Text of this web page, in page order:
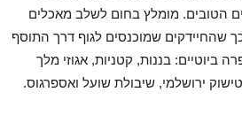
הטובים. מומלץ בחום לשלב מאכלים
שהחיידקים שמוכנסים לגוף דרך התוסף
ביוטיים: בננות, קטניות, אגוזי מלך
ירושלמי, שיבולת שועל ואספרגוס.